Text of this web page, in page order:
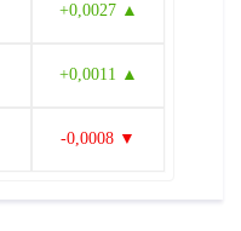
+0,0027 ▲
+0,0011 ▲
-0,0008 ▼